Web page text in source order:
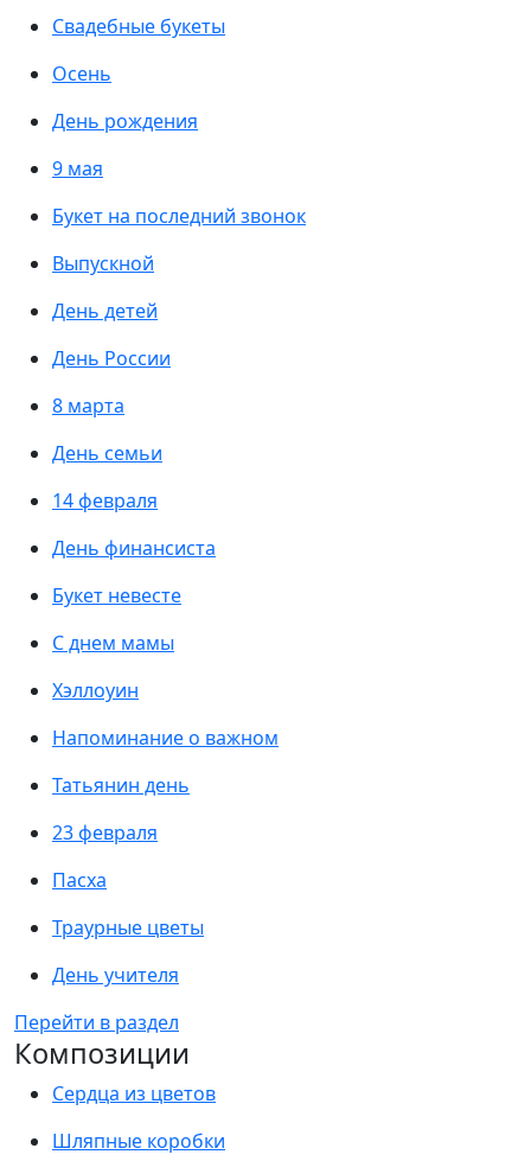
Свадебные букеты
Осень
День рождения
9 мая
Букет на последний звонок
Выпускной
День детей
День России
8 марта
День семьи
14 февраля
День финансиста
Букет невесте
С днем мамы
Хэллоуин
Напоминание о важном
Татьянин день
23 февраля
Пасха
Траурные цветы
День учителя
Перейти в раздел
Композиции
Сердца из цветов
Шляпные коробки